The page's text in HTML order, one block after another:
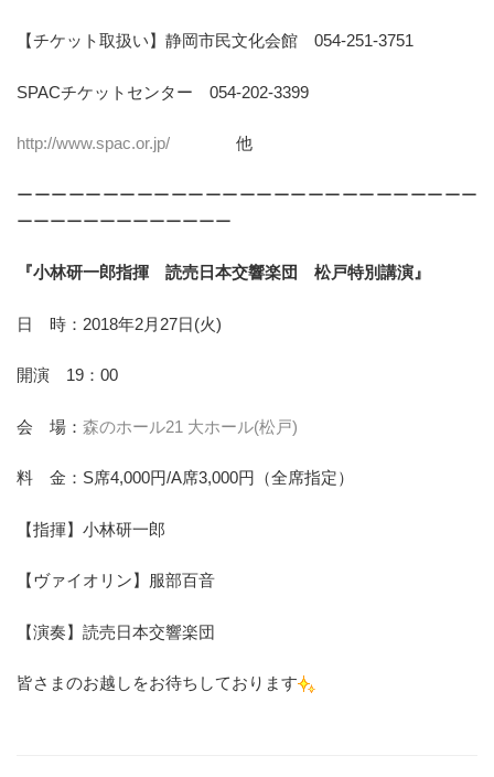
【チケット取扱い】静岡市民文化会館 054-251-3751
SPACチケットセンター 054-202-3399
http://www.spac.or.jp/ 他
ーーーーーーーーーーーーーーーーーーーーーーーーーーー
ーーーーーーーーーーーーー
『小林研一郎指揮 読売日本交響楽団 松戸特別講演』
日 時：2018年2月27日(火)
開演 19：00
会 場： 森のホール21 大ホール(松戸)
料 金：S席4,000円/A席3,000円（全席指定）
【指揮】小林研一郎
【ヴァイオリン】服部百音
【演奏】読売日本交響楽団
皆さまのお越しをお待ちしております